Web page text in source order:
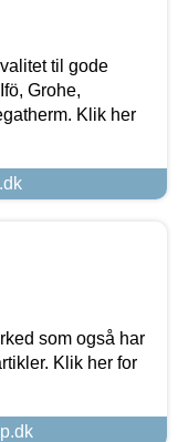
til gode
Grohe,
Klik her
som også har
Klik her for